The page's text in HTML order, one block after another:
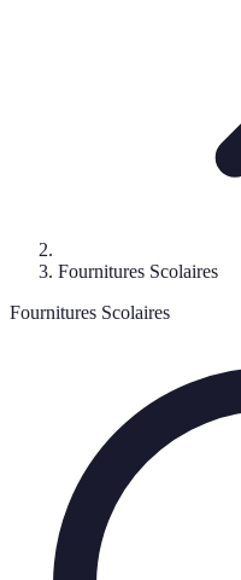
Fournitures Scolaires
Fournitures Scolaires